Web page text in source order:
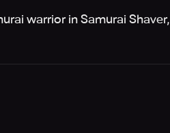
warrior in Samurai Shaver,